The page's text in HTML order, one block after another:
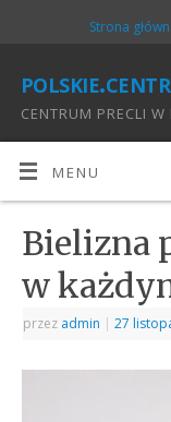
Strona
CENTRUM PRECLI
MENU
Bielizna
w
przez admin | 27